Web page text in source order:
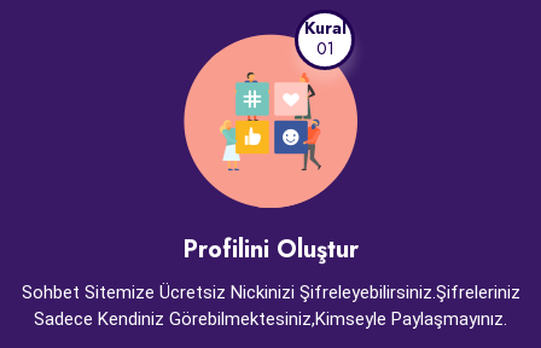
Kural
01
Profilini Oluştur
Sohbet Sitemize Ücretsiz Nickinizi Şifreleyebilirsiniz.Şifreleriniz
Sadece Kendiniz Görebilmektesiniz,Kimseyle Paylaşmayınız.